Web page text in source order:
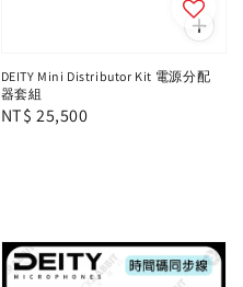
DEITY Mini Distributor Kit 電源分配
器套組
Regular
NT$ 25,500